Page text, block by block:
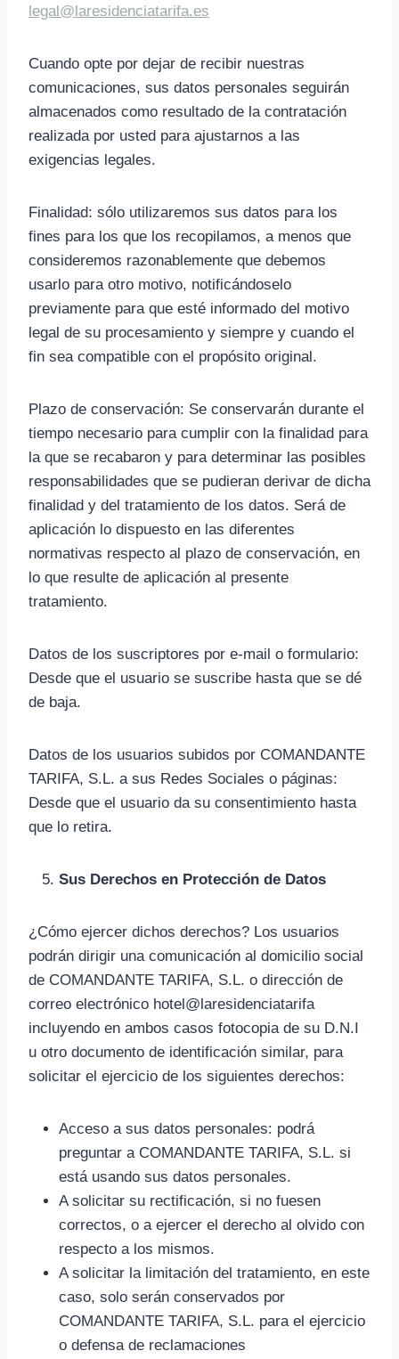
legal@laresidenciatarifa.es
Cuando opte por dejar de recibir nuestras
comunicaciones, sus datos personales seguirán
almacenados como resultado de la contratación
realizada por usted para ajustarnos a las
exigencias legales.
Finalidad: sólo utilizaremos sus datos para los
fines para los que los recopilamos, a menos que
consideremos razonablemente que debemos
usarlo para otro motivo, notificándoselo
previamente para que esté informado del motivo
legal de su procesamiento y siempre y cuando el
fin sea compatible con el propósito original.
Plazo de conservación: Se conservarán durante el
tiempo necesario para cumplir con la finalidad para
la que se recabaron y para determinar las posibles
responsabilidades que se pudieran derivar de dicha
finalidad y del tratamiento de los datos. Será de
aplicación lo dispuesto en las diferentes
normativas respecto al plazo de conservación, en
lo que resulte de aplicación al presente
tratamiento.
Datos de los suscriptores por e-mail o formulario:
Desde que el usuario se suscribe hasta que se dé
de baja.
Datos de los usuarios subidos por COMANDANTE
TARIFA, S.L. a sus Redes Sociales o páginas:
Desde que el usuario da su consentimiento hasta
que lo retira.
Sus Derechos en Protección de Datos
¿Cómo ejercer dichos derechos? Los usuarios
podrán dirigir una comunicación al domicilio social
de COMANDANTE TARIFA, S.L. o dirección de
correo electrónico hotel@laresidenciatarifa
incluyendo en ambos casos fotocopia de su D.N.I
u otro documento de identificación similar, para
solicitar el ejercicio de los siguientes derechos:
Acceso a sus datos personales: podrá
preguntar a COMANDANTE TARIFA, S.L. si
está usando sus datos personales.
A solicitar su rectificación, si no fuesen
correctos, o a ejercer el derecho al olvido con
respecto a los mismos.
A solicitar la limitación del tratamiento, en este
caso, solo serán conservados por
COMANDANTE TARIFA, S.L. para el ejercicio
o defensa de reclamaciones